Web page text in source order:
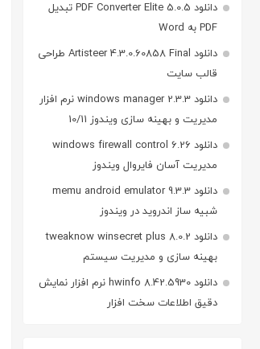
دانلود PDF Converter Elite 5.0.5 تبدیل
PDF به Word
دانلود Artisteer 4.3.0.60858 Final طراحی
قالب سایت
دانلود windows manager 2.3.3 نرم افزار
مدیریت و بهینه سازی ویندوز 10/11
دانلود windows firewall control 6.26
مدیریت آسان فایروال ویندوز
دانلود memu android emulator 9.3.3
شبیه ساز اندروید در ویندوز
دانلود tweaknow winsecret plus 8.0.2
بهینه سازی و مدیریت سیستم
دانلود hwinfo 8.42.5930 نرم افزار نمایش
دقیق اطلاعات سخت افزار